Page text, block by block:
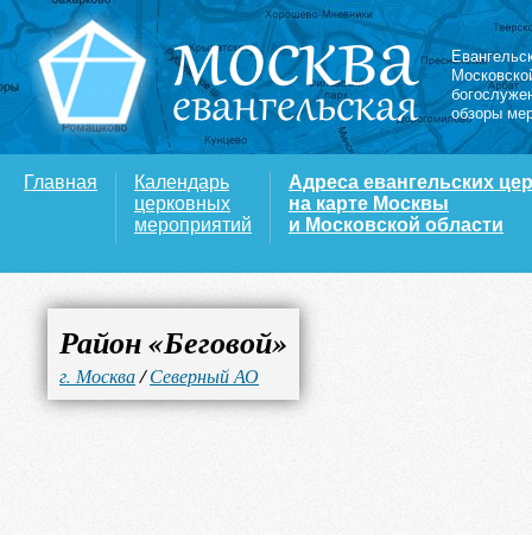
обзоры
Главная
Календарь
церковных
мероприятий
Адреса евангельских
на карте Москвы
и Московской области
Район «Беговой»
г. Москва/Северный АО